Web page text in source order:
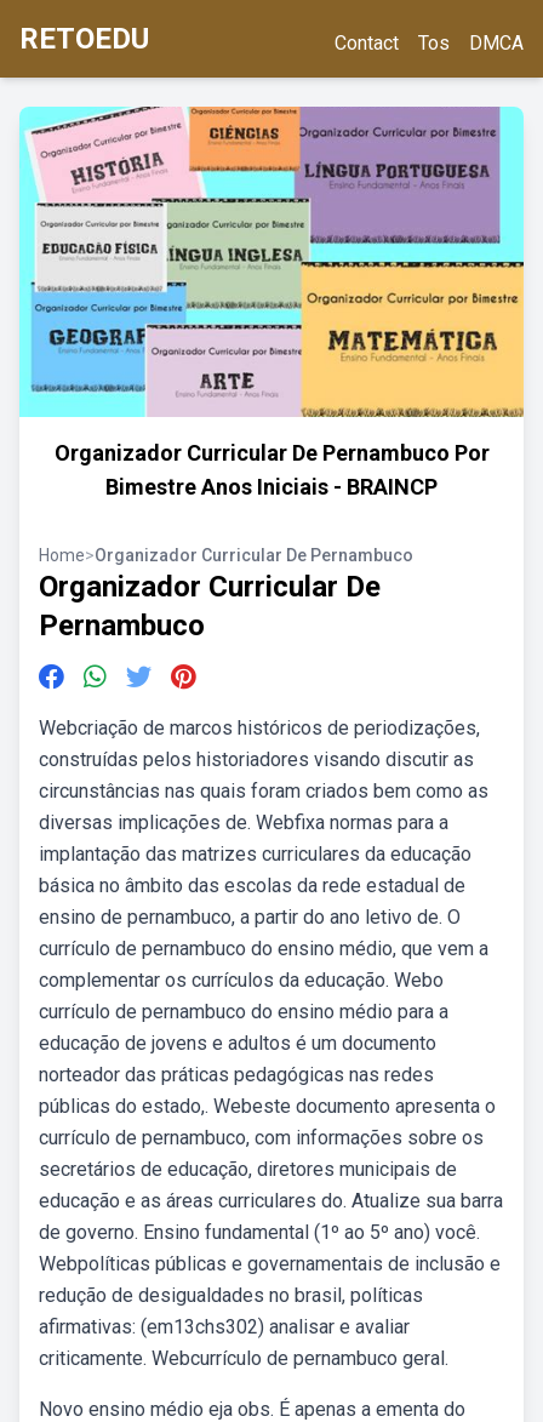
RETOEDU Contact Tos DMCA
Organizador Curricular De Pernambuco Por
Bimestre Anos Iniciais - BRAINCP
Home>Organizador Curricular De Pernambuco
Organizador Curricular De
Pernambuco
Webcriação de marcos históricos de periodizações,
construídas pelos historiadores visando discutir as
circunstâncias nas quais foram criados bem como as
diversas implicações de. Webfixa normas para a
implantação das matrizes curriculares da educação
básica no âmbito das escolas da rede estadual de
ensino de pernambuco, a partir do ano letivo de. O
currículo de pernambuco do ensino médio, que vem a
complementar os currículos da educação. Webo
currículo de pernambuco do ensino médio para a
educação de jovens e adultos é um documento
norteador das práticas pedagógicas nas redes
públicas do estado,. Webeste documento apresenta o
currículo de pernambuco, com informações sobre os
secretários de educação, diretores municipais de
educação e as áreas curriculares do. Atualize sua barra
de governo. Ensino fundamental (1º ao 5º ano) você.
Webpolíticas públicas e governamentais de inclusão e
redução de desigualdades no brasil, políticas
afirmativas: (em13chs302) analisar e avaliar
criticamente. Webcurrículo de pernambuco geral.
Novo ensino médio eja obs. É apenas a ementa do